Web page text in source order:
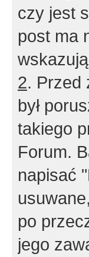
czy jest
post ma
2. Przed
był
takiego
Forum.
napisać
po
jego